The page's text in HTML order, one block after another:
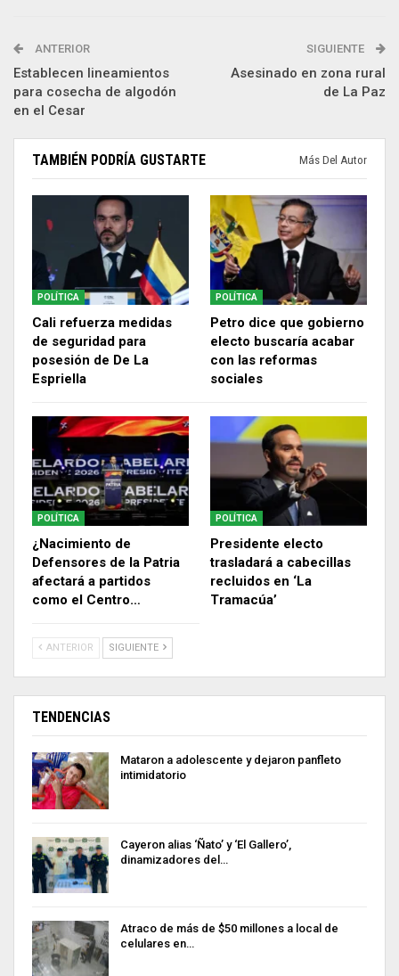
ANTERIOR
Establecen lineamientos
para cosecha de algodón
en el Cesar
SIGUIENTE
Asesinado en zona rural
de La Paz
TAMBIÉN PODRÍA GUSTARTE Más Del Autor
POLÍTICA
Cali refuerza medidas
de seguridad para
posesión de De La
Espriella
POLÍTICA
Petro dice que gobierno
electo buscaría acabar
con las reformas
sociales
POLÍTICA
¿Nacimiento de
Defensores de la Patria
afectará a partidos
como el Centro…
POLÍTICA
Presidente electo
trasladará a cabecillas
recluidos en ‘La
Tramacúa’
ANTERIOR SIGUIENTE
TENDENCIAS
Mataron a adolescente y dejaron panfleto
intimidatorio
Cayeron alias ‘Ñato’ y ‘El Gallero’,
dinamizadores del…
Atraco de más de $50 millones a local de
celulares en…